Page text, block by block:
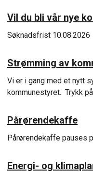
Vil du bli vår nye
Søknadsfrist 10.08.2026
Strømming av
Vi er i gang med et nytt
kommunestyret. Trykk
Pårørendekaffe
Pårørendekaffe pauses
Energi- og